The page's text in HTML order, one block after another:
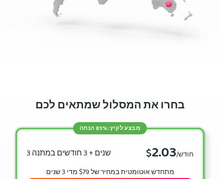
בחרו את המסלול שמתאים לכם
3 שנים + 3 חודשים במתנה $2.03 /חודש
מבצע לקיץ: 83% הנחה
מתחדש אוטומטית במחיר של $79 מדי 3 שנים